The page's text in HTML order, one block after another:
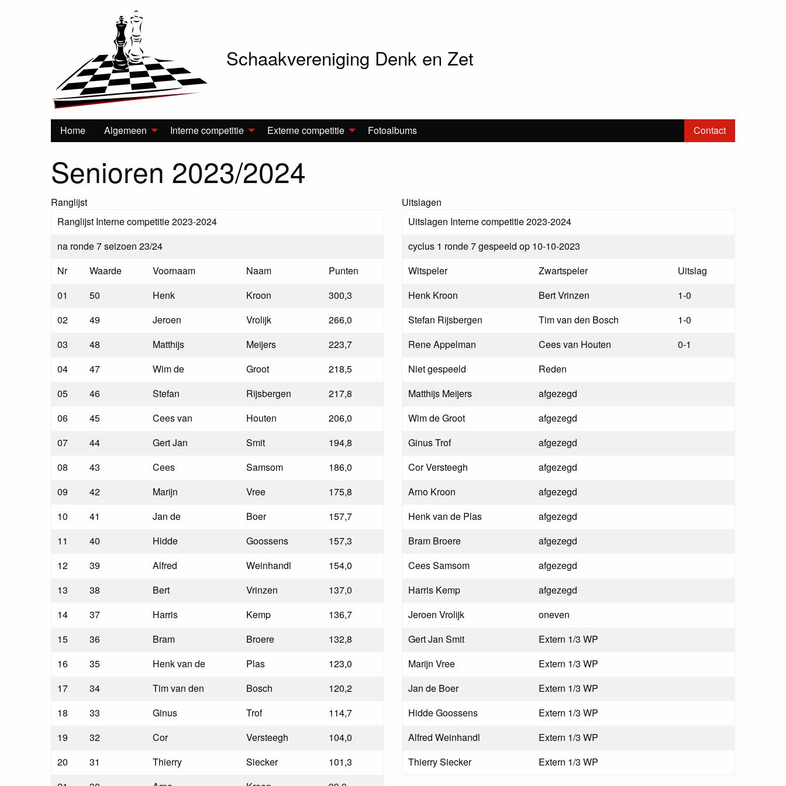
Schaakvereniging Denk en Zet
Hoofdnavigatie
Home Algemeen Interne competitie Externe competitie Fotoalbums Contact
Senioren 2023/2024
Ranglijst
Ranglijst Interne competitie 2023-2024
na ronde 7 seizoen 23/24
Nr
Waarde Voornaam Naam
Punten
01
50 Henk Kroon
300,3
02
49 Jeroen Vrolijk
266,0
03
48 Matthijs Meijers
223,7
04
47 Wim de Groot
218,5
05
46 Stefan Rijsbergen
217,8
06
45 Cees van Houten
206,0
07
44 Gert Jan Smit
194,8
08
43 Cees Samsom
186,0
09
42 Marijn Vree
175,8
10
41 Jan de Boer
157,7
11
40 Hidde Goossens
157,3
12
39 Alfred Weinhandl
154,0
13
38 Bert Vrinzen
137,0
14
37 Harris Kemp
136,7
15
36 Bram Broere
132,8
16
35 Henk van de Plas
123,0
17
34 Tim van den Bosch
120,2
18
33 Ginus Trof
114,7
19
32 Cor Versteegh
104,0
20
31 Thierry Siecker
101,3
Uitslagen
Uitslagen Interne competitie 2023-2024
cyclus 1 ronde 7 gespeeld op 10-10-2023
Witspeler
Zwartspeler
Uitslag
Henk Kroon
Bert Vrinzen
1-0
Stefan Rijsbergen
Tim van den Bosch
1-0
Rene Appelman
Cees van Houten
0-1
Niet gespeeld
Reden
Matthijs Meijers
afgezegd
Wim de Groot
afgezegd
Ginus Trof
afgezegd
Cor Versteegh
afgezegd
Arno Kroon
afgezegd
Henk van de Plas
afgezegd
Bram Broere
afgezegd
Cees Samsom
afgezegd
Harris Kemp
afgezegd
Jeroen Vrolijk
oneven
Gert Jan Smit
Extern 1/3 WP
Marijn Vree
Extern 1/3 WP
Jan de Boer
Extern 1/3 WP
Hidde Goossens
Extern 1/3 WP
Alfred Weinhandl
Extern 1/3 WP
Thierry Siecker
Extern 1/3 WP